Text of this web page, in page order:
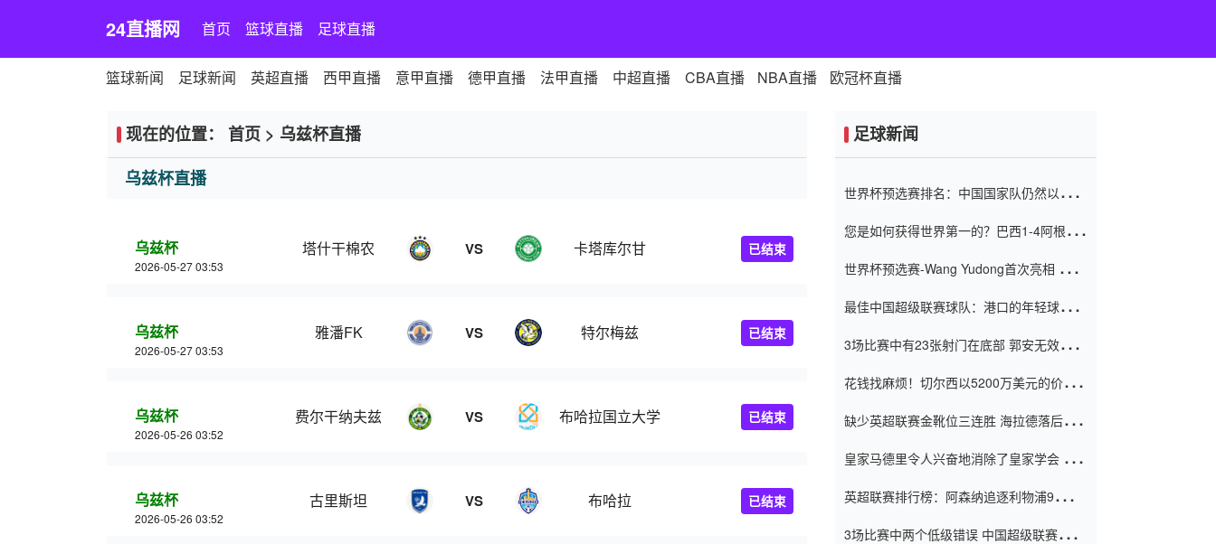
24直播网 首页 篮球直播 足球直播
篮球新闻 足球新闻 英超直播 西甲直播 意甲直播 德甲直播 法甲直播 中超直播 CBA直播 NBA直播 欧冠杯直播
现在的位置： 首页 > 乌兹杯直播
乌兹杯直播
乌兹杯
2026-05-27 03:53
塔什干棉农 VS 卡塔库尔甘 已结束
乌兹杯
2026-05-27 03:53
雅潘FK VS 特尔梅兹 已结束
乌兹杯
2026-05-26 03:52
费尔干纳夫兹 VS 布哈拉国立大学 已结束
乌兹杯
2026-05-26 03:52
古里斯坦 VS 布哈拉 已结束
足球新闻
世界杯预选赛排名：中国国家队仍然以6分
您是如何获得世界第一的？巴西1-4阿根
世界杯预选赛-Wang Yudong首次亮相 中国
最佳中国超级联赛球队：港口的年轻球员在
（Taishan）
3场比赛中有23张射门在底部 郭安无效传球
花钱找麻烦！切尔西以5200万美元的价格
窗口
缺少英超联赛金靴位三连胜 海拉德落后6球
皇家马德里令人兴奋地消除了皇家学会 安
英超联赛排行榜：阿森纳追逐利物浦9分 曼
3场比赛中两个低级错误 中国超级联赛的前